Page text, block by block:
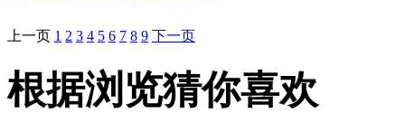
上一页 1 2 3 4 5 6 7 8 9 下一页
根据浏览猜你喜欢